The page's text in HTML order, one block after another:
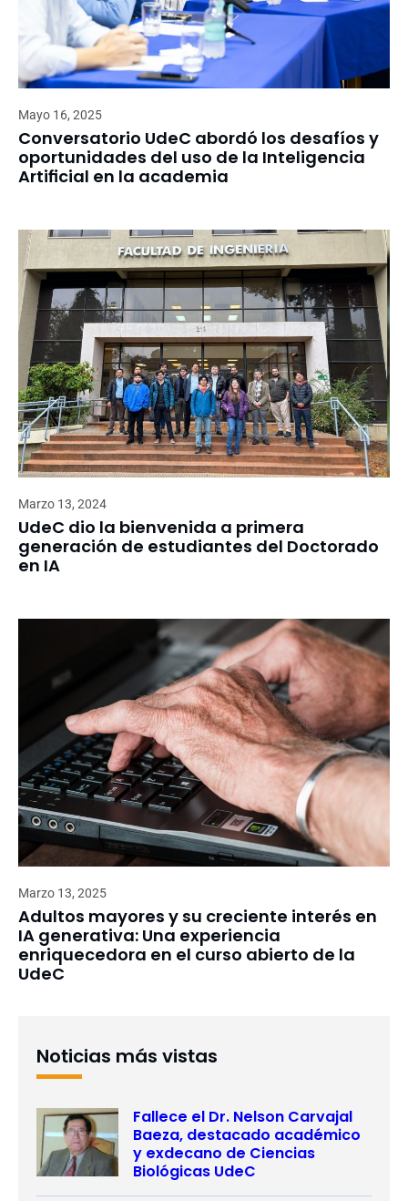
Mayo 16, 2025
Conversatorio UdeC abordó los desafíos y
oportunidades del uso de la Inteligencia
Artificial en la academia
Marzo 13, 2024
UdeC dio la bienvenida a primera
generación de estudiantes del Doctorado
en IA
Marzo 13, 2025
Adultos mayores y su creciente interés en
IA generativa: Una experiencia
enriquecedora en el curso abierto de la
UdeC
Noticias más vistas
Fallece el Dr. Nelson Carvajal
Baeza, destacado académico
y exdecano de Ciencias
Biológicas UdeC